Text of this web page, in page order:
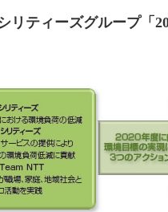
リティーズグループ「